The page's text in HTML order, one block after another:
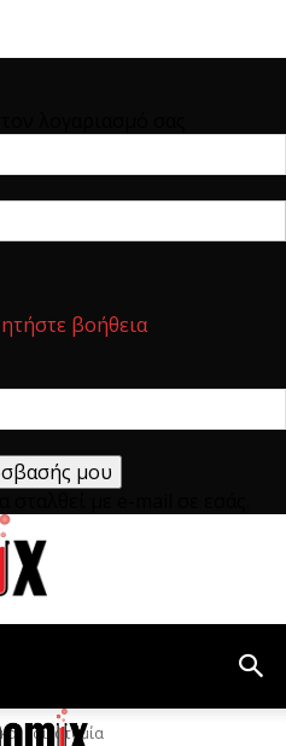
βοήθεια
καινοτομία